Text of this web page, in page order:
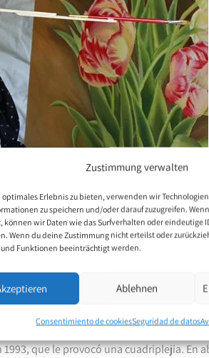
Zustimmung verwalten
optimales Erlebnis zu bieten, verwenden wir
zu speichern und/oder darauf zuzugreifen.
können wir Daten wie das Surfverhalten oder eindeutige
Wenn du deine Zustimmung nicht erteilst oder
Funktionen beeinträchtigt werden.
Ablehnen
Consentimiento de cookiesSeguridad de datos
del Corea del Sur
Jung Eon Hwang como nuevo miembro
2020, celebrada por videoconferencia,
mayo de 1965 en Seúl. Se formó como
que le provocó una cuadriplejia. En